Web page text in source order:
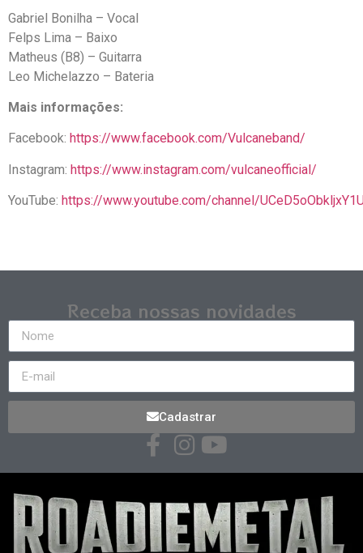
Gabriel Bonilha – Vocal
Felps Lima – Baixo
Matheus (B8) – Guitarra
Leo Michelazzo – Bateria
Mais informações:
Facebook: https://www.facebook.com/Vulcaneband/
Instagram: https://www.instagram.com/vulcaneofficial/
YouTube: https://www.youtube.com/channel/
Receba nossas novidades
Cadastrar